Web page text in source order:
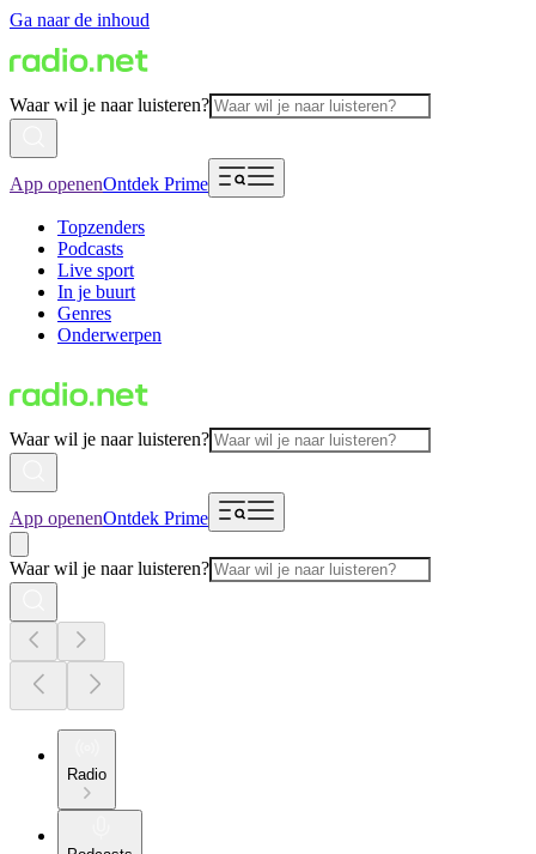
Ga naar de inhoud
Waar wil je naar luisteren?
App openenOntdek Prime
Topzenders
Podcasts
Live sport
In je buurt
Genres
Onderwerpen
Waar wil je naar luisteren?
App openenOntdek Prime
Waar wil je naar luisteren?
Radio